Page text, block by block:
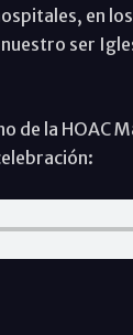
en
ser
de la HOAC